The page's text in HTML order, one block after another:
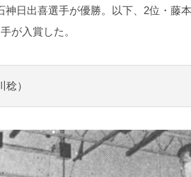
日出喜選手が優勝。以下、2位・藤
が入賞した。
稔）